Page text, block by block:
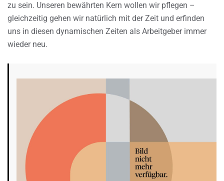
zu sein. Unseren bewährten Kern wollen wir pflegen –
gleichzeitig gehen wir natürlich mit der Zeit und erfinden
uns in diesen dynamischen Zeiten als Arbeitgeber immer
wieder neu.